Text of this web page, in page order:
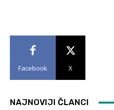
Facebook X
NAJNOVIJI ČLANCI